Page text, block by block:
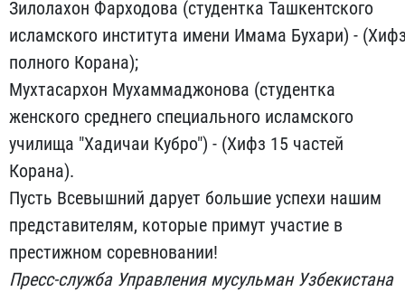
Зилолахон Фарходова (студентка Ташкентского
исламского института имени Имама Бухари) -
полного Корана);
Мухтасархон Мухаммаджонова (студентка
женского среднего специального исламского
училища "Хадичаи Кубро") - (Хифз 15 частей
Корана).
Пусть Всевышний дарует большие успехи нашим
представителям, которые примут участие в
престижном соревновании!
Пресс-служба Управления мусульман Узбекистана